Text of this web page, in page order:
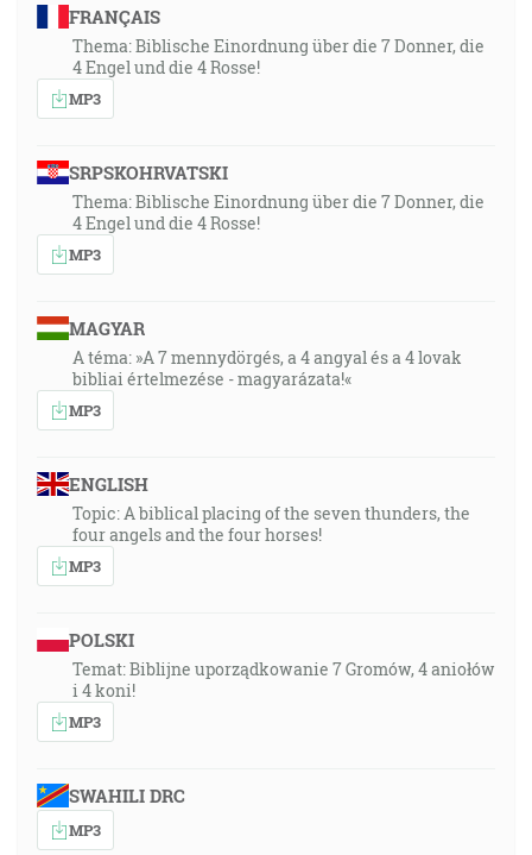
FRANÇAIS
Thema: Biblische Einordnung über die 7 Donner, die
4 Engel und die 4 Rosse!
MP3
SRPSKOHRVATSKI
Thema: Biblische Einordnung über die 7 Donner, die
4 Engel und die 4 Rosse!
MP3
MAGYAR
A téma: »A 7 mennydörgés, a 4 angyal és a 4 lovak
bibliai értelmezése - magyarázata!«
MP3
ENGLISH
Topic: A biblical placing of the seven thunders, the
four angels and the four horses!
MP3
POLSKI
Temat: Biblijne uporządkowanie 7 Gromów, 4 aniołów
i 4 koni!
MP3
SWAHILI DRC
MP3